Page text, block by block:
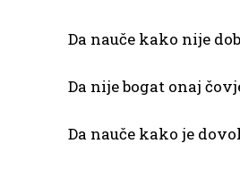
Da nauče kako nije
Da nije bogat onaj
Da nauče kako je